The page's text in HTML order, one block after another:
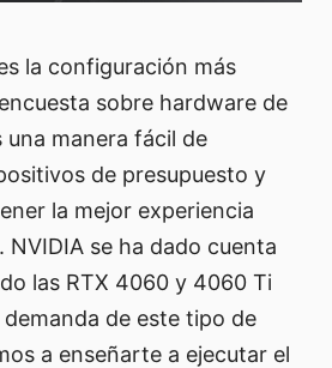
la configuración más
sobre hardware de
una manera fácil de
de presupuesto y
la mejor experiencia
NVIDIA se ha dado cuenta
las RTX 4060 y 4060 Ti
de este tipo de
a enseñarte a ejecutar el